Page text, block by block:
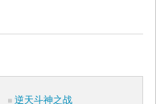
逆天斗神之战